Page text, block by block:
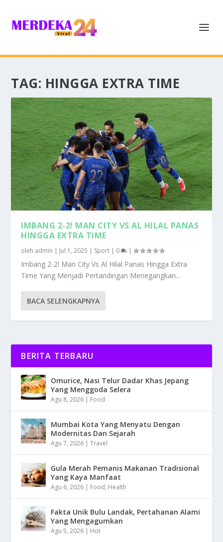
TAG: HINGGA EXTRA TIME
IMBANG 2-2! MAN CITY VS AL HILAL PANAS
HINGGA EXTRA TIME
oleh admin | Jul 1, 2025 | Sport | 0 |
Imbang 2-2! Man City Vs Al Hilal Panas Hingga Extra
Time Yang Menjadi Pertandingan Menegangkan...
BACA SELENGKAPNYA
BERITA TERBARU
Omurice, Nasi Telur Dadar Khas Jepang
Yang Menggoda Selera
Agu 8, 2026 | Food
Mumbai Kota Yang Menyatu Dengan
Modernitas Dan Sejarah
Agu 7, 2026 |Travel
Gula Merah Pemanis Makanan Tradisional
Yang Kaya Manfaat
Agu 6, 2026 | Food, Health
Fakta Unik Bulu Landak, Pertahanan Alami
Yang Mengagumkan
Agu 5, 2026 | Hot